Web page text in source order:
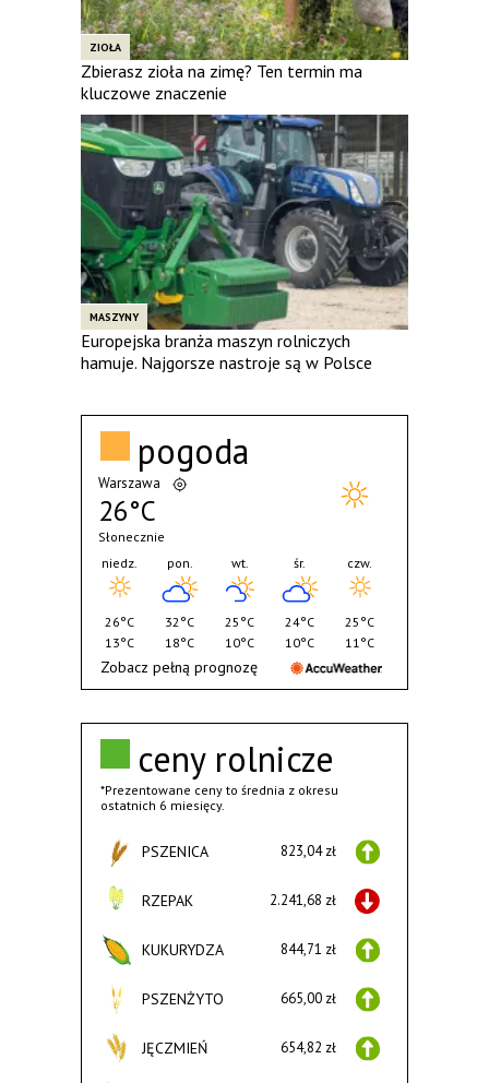
ZIOŁA
Zbierasz zioła na zimę? Ten termin ma
kluczowe znaczenie
MASZYNY
Europejska branża maszyn rolniczych
hamuje. Najgorsze nastroje są w Polsce
ceny rolnicze
*Prezentowane ceny to średnia z okresu
ostatnich 6 miesięcy.
PSZENICA 823,04 zł
RZEPAK 2.241,68 zł
KUKURYDZA 844,71 zł
PSZENŻYTO 665,00 zł
JĘCZMIEŃ 654,82 zł
pogoda
Warszawa
26°C
Słonecznie
niedz.
26°C
13°C
pon.
32°C
18°C
wt.
25°C
10°C
śr.
24°C
10°C
czw.
25°C
11°C
Zobacz pełną prognozę